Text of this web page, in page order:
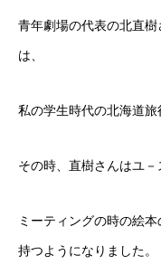
青年劇場の代表の北直樹
は、
私の学生時代の北海道旅
その時、直樹さんはユ－
ミーティングの時の絵
持つようになりました。